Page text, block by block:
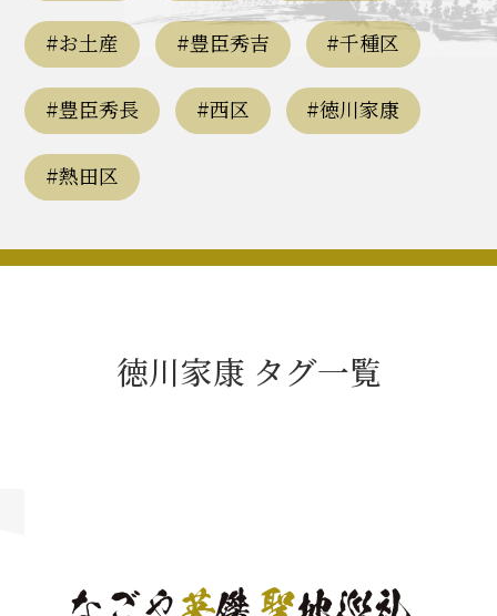
豊臣秀長と名古屋の関係
秀長関連 史跡 一覧
秀長グルメ・土産一覧
名古屋＜秀長＞観光モデルコース
秀吉関連 史跡 一覧
織田信長と名古屋の関係
#お土産 #豊臣秀吉 #千種区
#豊臣秀長 #西区 #徳川家康
#熱田区
徳川家康 タグ一覧